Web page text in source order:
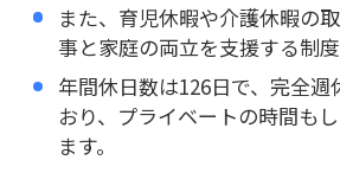
また、育児休暇や介護休暇の
事と家庭の両立を支援する制度
年間休日数は126日で、完全週
おり、プライベートの時間も
ます。